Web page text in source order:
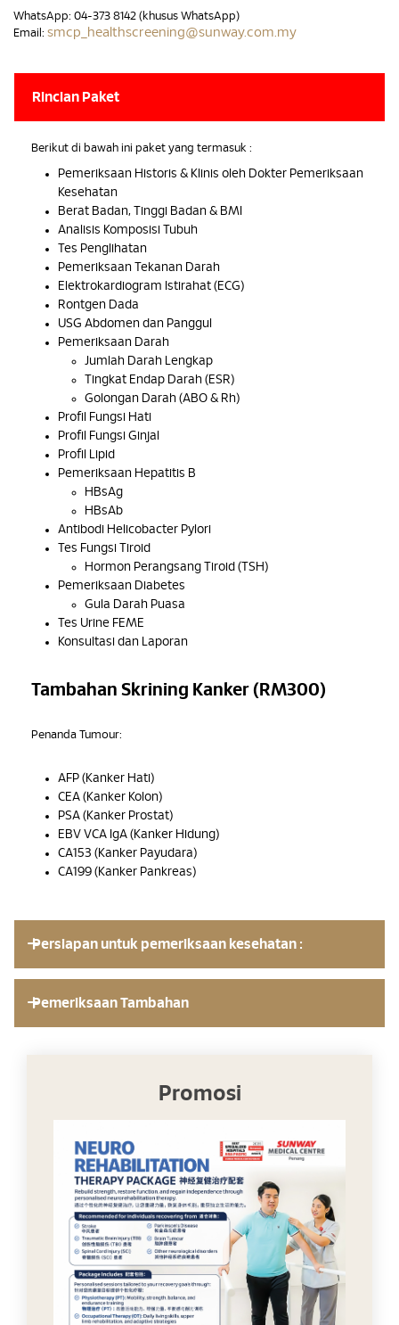
WhatsApp: 04-373 8142 (khusus WhatsApp)
Email: smcp_healthscreening@sunway.com.my
Rincian Paket
Berikut di bawah ini paket yang termasuk :
Pemeriksaan Historis & Klinis oleh Dokter Pemeriksaan
Kesehatan
Berat Badan, Tinggi Badan & BMI
Analisis Komposisi Tubuh
Tes Penglihatan
Pemeriksaan Tekanan Darah
Elektrokardiogram Istirahat (ECG)
Rontgen Dada
USG Abdomen dan Panggul
Pemeriksaan Darah
Jumlah Darah Lengkap
Tingkat Endap Darah (ESR)
Golongan Darah (ABO & Rh)
Profil Fungsi Hati
Profil Fungsi Ginjal
Profil Lipid
Pemeriksaan Hepatitis B
HBsAg
HBsAb
Antibodi Helicobacter Pylori
Tes Fungsi Tiroid
Hormon Perangsang Tiroid (TSH)
Pemeriksaan Diabetes
Gula Darah Puasa
Tes Urine FEME
Konsultasi dan Laporan
Tambahan Skrining Kanker (RM300)
Penanda Tumour:
AFP (Kanker Hati)
CEA (Kanker Kolon)
PSA (Kanker Prostat)
EBV VCA IgA (Kanker Hidung)
CA153 (Kanker Payudara)
CA199 (Kanker Pankreas)
Persiapan untuk pemeriksaan kesehatan :
Pemeriksaan Tambahan
Promosi